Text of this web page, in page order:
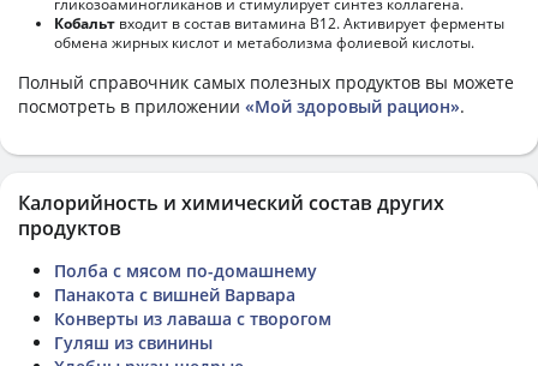
Кобальт входит в состав витамина В12. Активирует ферменты
обмена жирных кислот и метаболизма фолиевой кислоты.
Полный справочник самых полезных продуктов вы можете
посмотреть в приложении «Мой здоровый рацион».
Калорийность и химический состав других
продуктов
Полба с мясом по-домашнему
Панакота с вишней Варвара
Конверты из лаваша с творогом
Гуляш из свинины